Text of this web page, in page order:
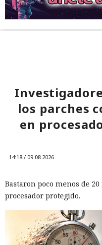
los parches
en
14:18 / 09.08.2026
Bastaron poco menos de
procesador protegido.